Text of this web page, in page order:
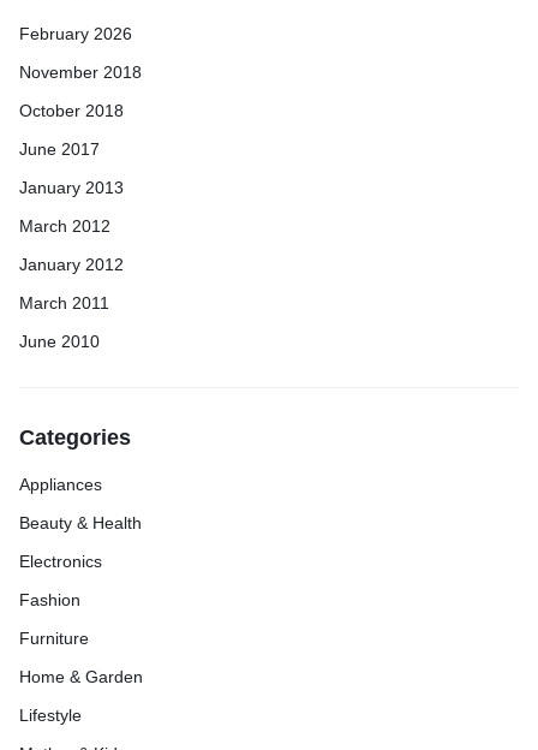
February 2026
November 2018
October 2018
June 2017
January 2013
March 2012
January 2012
March 2011
June 2010
Categories
Appliances
Beauty & Health
Electronics
Fashion
Furniture
Home & Garden
Lifestyle